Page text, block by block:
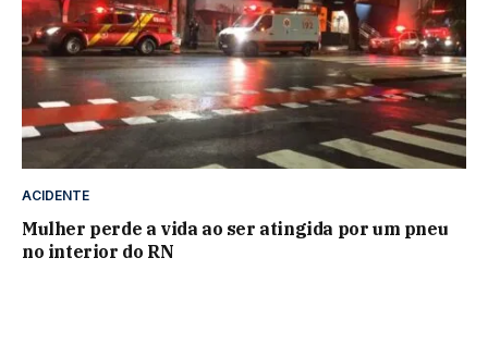
ACIDENTE
Mulher perde a vida ao ser atingida por um pneu
no interior do RN